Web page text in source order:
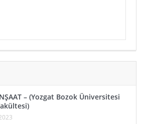
– (Yozgat Bozok Üniversitesi